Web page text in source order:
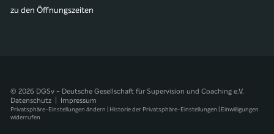
zu den Öffnungszeiten
© 2026 DGSv - Deutsche Gesellschaft für Supervision und Coaching e.V.
Datenschutz
Impressum
Privatsphäre-Einstellungen ändern | Historie der Privatsphäre-Einstellungen | Einwilligungen
widerrufen